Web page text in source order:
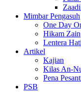
Mimbar Pengasuh
One Day
Hikam Zain
Lentera Hati
Artikel
Kajian
Kilas An-
Pena
PSB